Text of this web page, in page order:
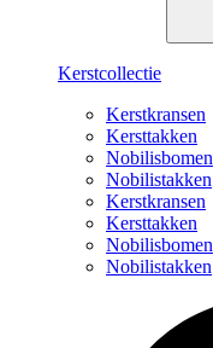
Kerstcollectie
Kerstkransen
Kersttakken
Nobilisbomen
Nobilistakken
Kerstkransen
Kersttakken
Nobilisbomen
Nobilistakken